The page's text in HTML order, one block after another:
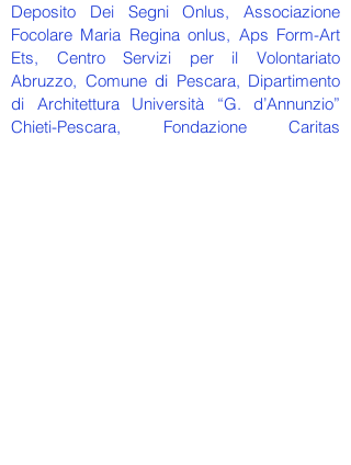
Deposito Dei Segni Onlus, Associazione
Focolare Maria Regina onlus, Aps Form-Art
Ets, Centro Servizi per il Volontariato
Abruzzo, Comune di Pescara, Dipartimento
di Architettura Università “G. d’Annunzio”
Chieti-Pescara, Fondazione Caritas